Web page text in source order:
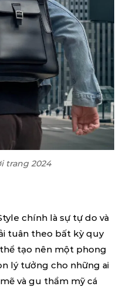
trang 2024
chính là sự tự do và
tuân theo bất kỳ quy
tạo nên một phong
lý tưởng cho những ai
và gu thẩm mỹ cá